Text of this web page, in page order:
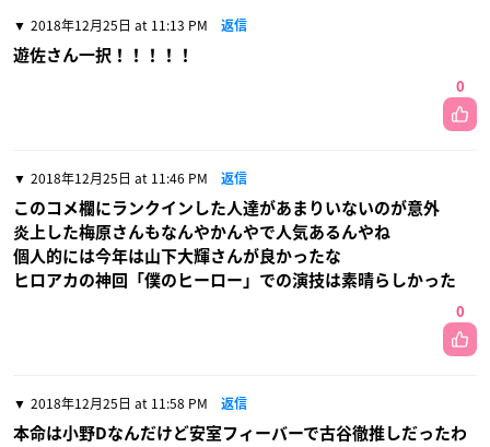
2018年12月25日 at 11:13 PM 返信
遊佐さん一択！！！！！
0
2018年12月25日 at 11:46 PM 返信
このコメ欄にランクインした人達があまりいないのが意外
炎上した梅原さんもなんやかんやで人気あるんやね
個人的には今年は山下大輝さんが良かったな
ヒロアカの神回「僕のヒーロー」での演技は素晴らしかった
0
2018年12月25日 at 11:58 PM 返信
本命は小野Dなんだけど安室フィーバーで古谷徹推しだったわ